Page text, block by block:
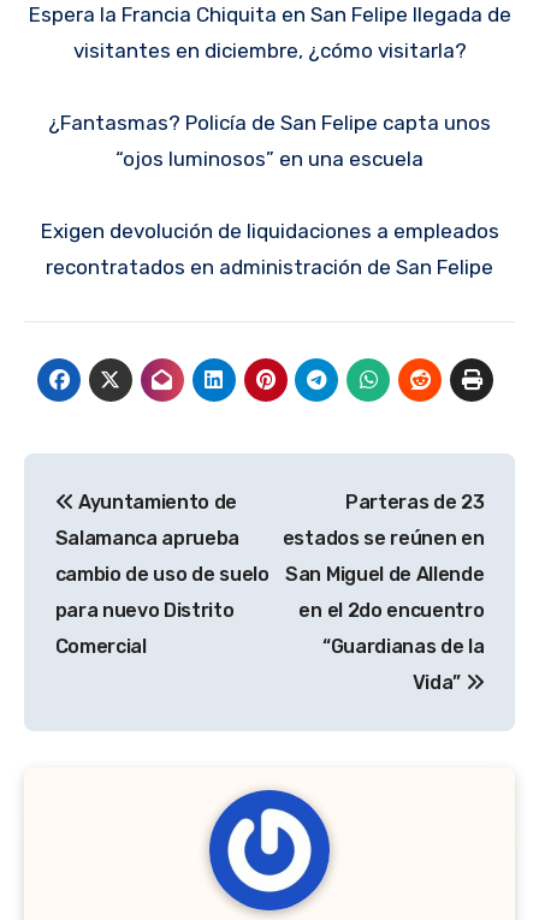
Espera la Francia Chiquita en San Felipe llegada de
visitantes en diciembre, ¿cómo visitarla?
¿Fantasmas? Policía de San Felipe capta unos
“ojos luminosos” en una escuela
Exigen devolución de liquidaciones a empleados
recontratados en administración de San Felipe
de
entradas
Ayuntamiento de
Salamanca aprueba
cambio de uso de suelo
para nuevo Distrito
Comercial
Parteras de 23
estados se reúnen en
San Miguel de Allende
en el 2do encuentro
“Guardianas de la
Vida”